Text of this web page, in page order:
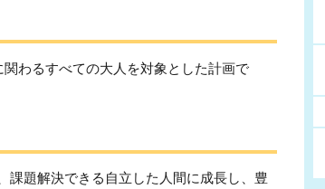
わるすべての大人を対象とした計画で
課題解決できる自立した人間に成長し、豊